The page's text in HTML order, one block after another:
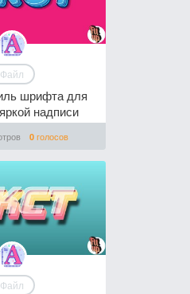
Файл
шрифта для
надписи
0 голосов
Файл